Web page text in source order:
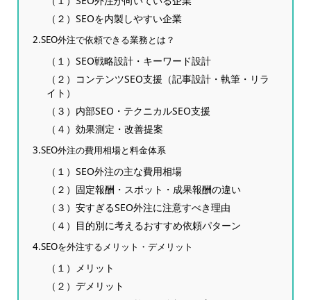
（２）SEOを内製しやすい企業
2.SEO外注で依頼できる業務とは？
（１）SEO戦略設計・キーワード設計
（２）コンテンツSEO支援（記事設計・執筆・リラ
イト）
（３）内部SEO・テクニカルSEO支援
（４）効果測定・改善提案
3.SEO外注の費用相場と料金体系
（１）SEO外注の主な費用相場
（２）固定報酬・スポット・成果報酬の違い
（３）安すぎるSEO外注に注意すべき理由
（４）目的別に考えるおすすめ依頼パターン
4.SEOを外注するメリット・デメリット
（１）メリット
（２）デメリット